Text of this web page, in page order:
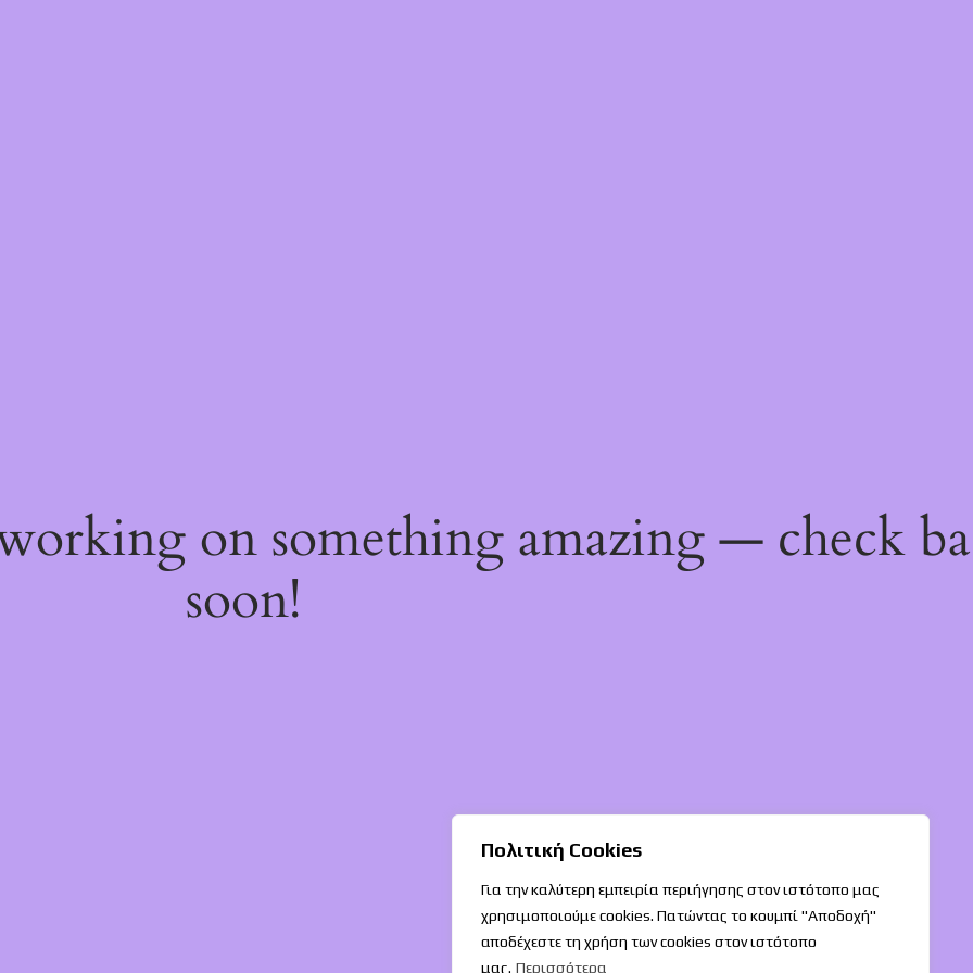
Πολιτική Cookies
Για την καλύτερη εμπειρία περιήγησης στον ιστότοπο μας
χρησιμοποιούμε cookies. Πατώντας το κουμπί "Αποδοχή"
αποδέχεστε τη χρήση των cookies στον ιστότοπο
μας. Περισσότερα
on something amazing — check
soon!